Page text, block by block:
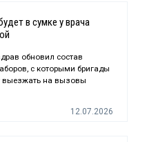
в сумке у врача
обновил состав
с которыми бригады
выезжать на вызовы
12.07.2026